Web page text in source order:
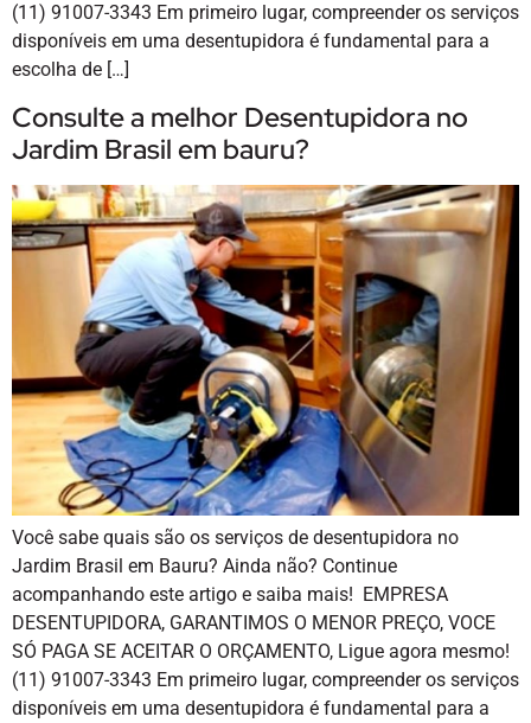
(11) 91007-3343 Em primeiro lugar, compreender os serviços
disponíveis em uma desentupidora é fundamental para a
escolha de […]
Consulte a melhor Desentupidora no
Jardim Brasil em bauru?
Você sabe quais são os serviços de desentupidora no
Jardim Brasil em Bauru? Ainda não? Continue
acompanhando este artigo e saiba mais! EMPRESA
DESENTUPIDORA, GARANTIMOS O MENOR PREÇO, VOCE
SÓ PAGA SE ACEITAR O ORÇAMENTO, Ligue agora mesmo!
(11) 91007-3343 Em primeiro lugar, compreender os serviços
disponíveis em uma desentupidora é fundamental para a